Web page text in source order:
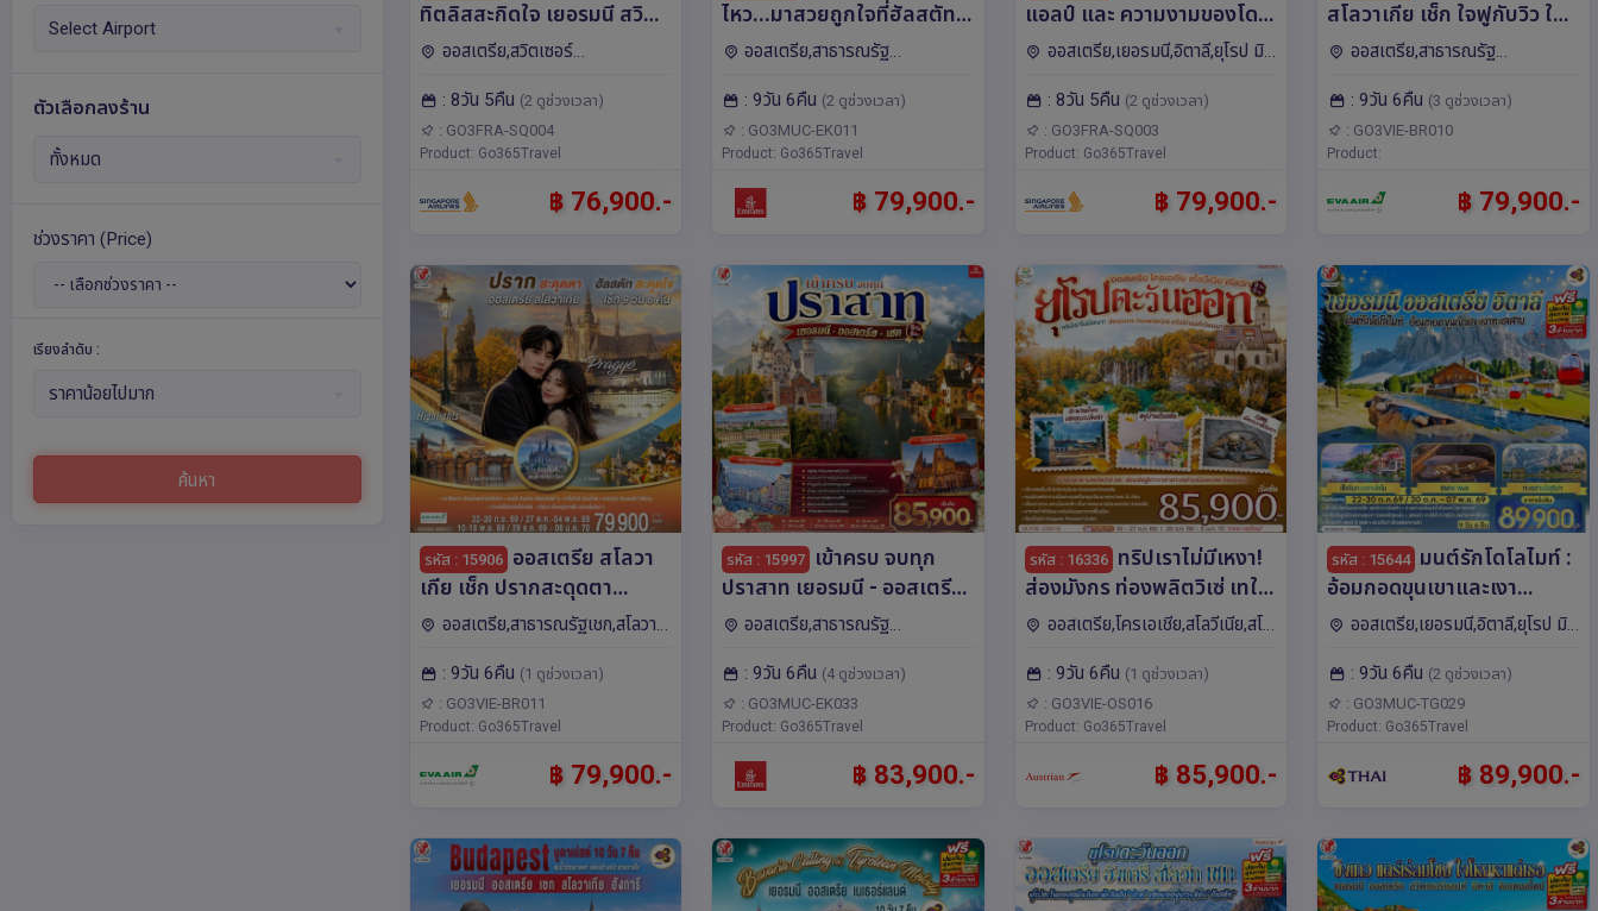
Select Airport
ตัวเลือกลงร้าน
ทั้งหมด
ช่วงราคา (Price)
เรียงลำดับ :
ราคาน้อยไปมาก
ค้นหา
ทิตลิสสะกิดใจ เยอรมนี สวิต
เซอร์แลนด์ อิตาลี 8 วัน 5 คืน
(SQ)
ออสเตรีย,สวิตเซอร์
เบิร์ก,มิลาน,ซูริค,ลูเซิร์น,นูเรม
เบิร์ก,แฟรงก์เฟิร์ต,ซูก
: 8วัน 5คืน (2 ดูช่วงเวลา)
: GO3FRA-SQ004
Product: Go365Travel
฿ 76,900.-
ไหว...มาสวยถูกใจที่ฮัลสตัท
ก่อนได้ไหม เยอรมัน
ฮังการี 9วัน 6คืน โดยสายการ
บิน Emirates (EK)
ออสเตรีย,สาธารณรัฐ
มิวนิค,บราติสลาวา,คาร์โลวี
วารี,ปราก,บูดาเปสต์,ซาลซ์บูร์
ก,เวียนนา,เซสกี ครุมลอฟ
: 9วัน 6คืน (2 ดูช่วงเวลา)
: GO3MUC-EK011
Product: Go365Travel
฿ 79,900.-
แอลป์ และ ความงามของโด
โลไมท์ เยอรมนี ออสเตรีย
บิน Singapore (SQ)
ออสเตรีย,เยอรมนี,อิตาลี,ยุโรป มิ
เบิร์ก,แฟรงก์เฟิร์ต,โคโม
: 8วัน 5คืน (2 ดูช่วงเวลา)
: GO3FRA-SQ003
Product: Go365Travel
฿ 79,900.-
สโลวาเกีย เช็ก ใจฟูกับวิว ใจ
ปลิวกับฮัลสตัท 9 วัน 6 คืน
(BR)
ออสเตรีย,สาธารณรัฐ
วา,เบอร์โน,คาร์โลวี
วารี,ปราก,บูดาเปสต์,ซาลซ์บูร์
ก,เวียนนา,เซสกี ครุมลอฟ
: 9วัน 6คืน (3 ดูช่วงเวลา)
: GO3VIE-BR010
Product:
฿ 79,900.-
รหัส : 15906 ออสเตรีย สโลวา
เกีย เช็ก ปรากสะดุดตา
ฮัลสตัทสะดุดใจ 9 วัน 6 คืน
(BR)
ออสเตรีย,สาธารณรัฐเชก,สโลวา
วี วารี,ปราก,ลินซ์,ซาลซ์บูร์ก,เวียนนา,เซ
สกี ครุมลอฟ
: 9วัน 6คืน (1 ดูช่วงเวลา)
: GO3VIE-BR011
Product: Go365Travel
฿ 79,900.-
รหัส : 15997
เข้าครบ จบทุก
ปราสาท เยอรมนี - ออสเตรีย
– เชก 9วัน 6คืน โดยสายการ
ออสเตรีย,สาธารณรัฐ
โน,ปราก,อินส์บรุค,ซาลซ์บูร์
ก,เวียนนา,เซสกี ครุมลอฟ
: 9วัน 6คืน (4 ดูช่วงเวลา)
: GO3MUC-EK033
Product: Go365Travel
฿ 83,900.-
รหัส : 16336 ทริปเราไม่มีเหงา!
ส่องมังกร ท่องพลิตวิเซ่ เทใจ
ให้เธอที่เวียนนา ออสเตรีย
วัน 6 คืน สายการบิน
Austrian (OS)
ออสเตรีย,โครเอเชีย,สโลวีเนีย,สโล
ดาร์,ซาเกร็บ,บราติสลา
วา,กราซ,ลูบลิยานา,เวียนนา
: 9วัน 6คืน (1 ดูช่วงเวลา)
: GO3VIE-OS016
Product: Go365Travel
฿ 85,900.-
รหัส : 15644 มนต์รักโดโลไมท์ :
อ้อมกอดขุนเขาและเงา
ทะเลสาบเยอรมนี ออสเตรีย
การบินไทย (TG)
ออสเตรีย,เยอรมนี,อิตาลี,ยุโรป มิ
: 9วัน 6คืน (2 ดูช่วงเวลา)
: GO3MUC-TG029
Product: Go365Travel
฿ 89,900.-